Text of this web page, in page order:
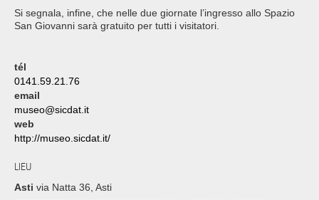
Si segnala, infine, che nelle due giornate l’ingresso allo Spazio
San Giovanni sarà gratuito per tutti i visitatori.
tél
0141.59.21.76
email
museo@sicdat.it
web
http://museo.sicdat.it/
LIEU
Asti via Natta 36, Asti